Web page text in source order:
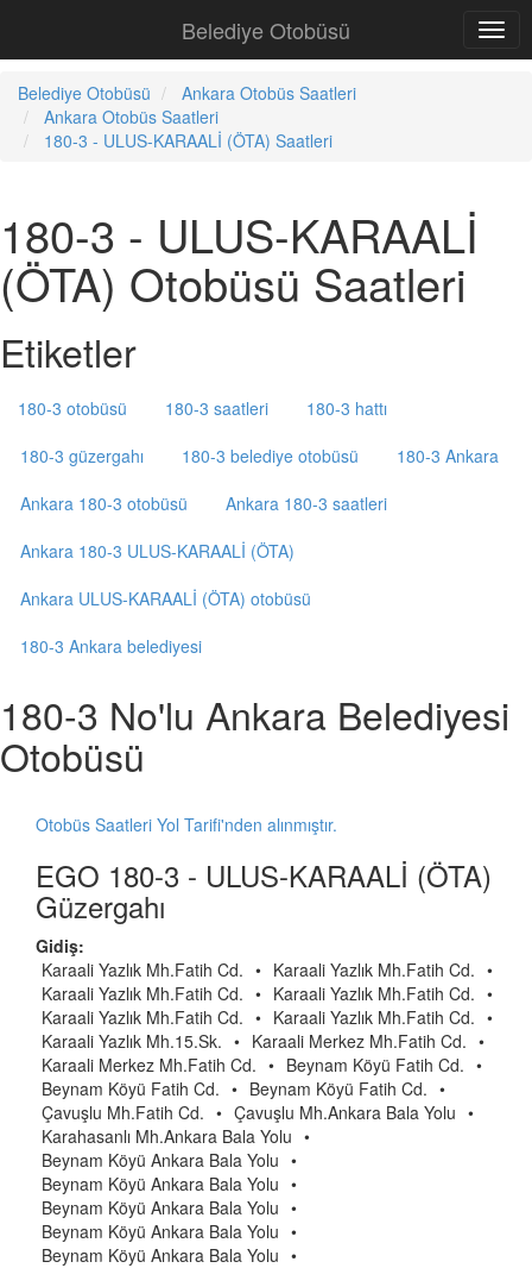
Belediye Otobüsü
Belediye Otobüsü
Ankara Otobüs Saatleri
Ankara Otobüs Saatleri
180-3 - ULUS-KARAALİ (ÖTA) Saatleri
180-3 - ULUS-KARAALİ
(ÖTA) Otobüsü Saatleri
Etiketler
180-3 otobüsü 180-3 saatleri
180-3 hattı
180-3 güzergahı
180-3 belediye otobüsü
180-3 Ankara
Ankara 180-3 otobüsü
Ankara 180-3 saatleri
Ankara 180-3 ULUS-KARAALİ (ÖTA)
Ankara ULUS-KARAALİ (ÖTA) otobüsü
180-3 Ankara belediyesi
180-3 No'lu Ankara Belediyesi
Otobüsü
Otobüs Saatleri Yol Tarifi'nden alınmıştır.
EGO 180-3 - ULUS-KARAALİ (ÖTA)
Güzergahı
Gidiş:
Karaali Yazlık Mh.Fatih Cd. • Karaali Yazlık Mh.Fatih Cd. •
Karaali Yazlık Mh.Fatih Cd. • Karaali Yazlık Mh.Fatih Cd. •
Karaali Yazlık Mh.Fatih Cd. • Karaali Yazlık Mh.Fatih Cd. •
Karaali Yazlık Mh.15.Sk. • Karaali Merkez Mh.Fatih Cd. •
Karaali Merkez Mh.Fatih Cd. • Beynam Köyü Fatih Cd. •
Beynam Köyü Fatih Cd. • Beynam Köyü Fatih Cd. •
Çavuşlu Mh.Fatih Cd. • Çavuşlu Mh.Ankara Bala Yolu •
Karahasanlı Mh.Ankara Bala Yolu •
Beynam Köyü Ankara Bala Yolu •
Beynam Köyü Ankara Bala Yolu •
Beynam Köyü Ankara Bala Yolu •
Beynam Köyü Ankara Bala Yolu •
Beynam Köyü Ankara Bala Yolu •